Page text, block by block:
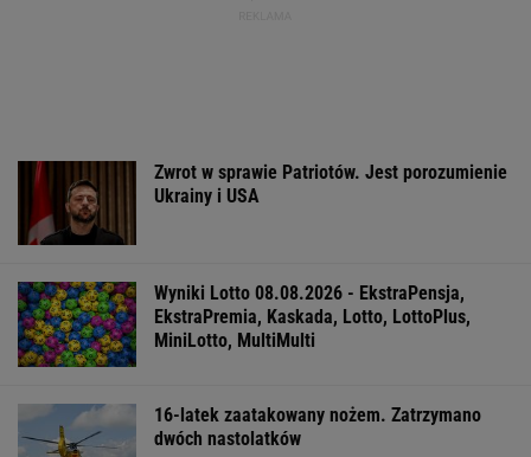
Zwrot w sprawie Patriotów. Jest porozumienie
Ukrainy i USA
Wyniki Lotto 08.08.2026 - EkstraPensja,
EkstraPremia, Kaskada, Lotto, LottoPlus,
MiniLotto, MultiMulti
16-latek zaatakowany nożem. Zatrzymano
dwóch nastolatków